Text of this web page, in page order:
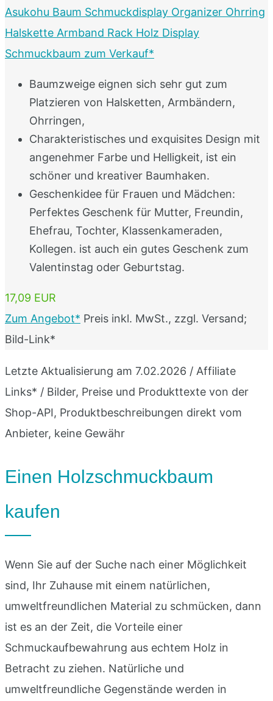
Asukohu Baum Schmuckdisplay Organizer Ohrring
Halskette Armband Rack Holz Display
Schmuckbaum zum Verkauf*
Baumzweige eignen sich sehr gut zum
Platzieren von Halsketten, Armbändern,
Ohrringen,
Charakteristisches und exquisites Design mit
angenehmer Farbe und Helligkeit, ist ein
schöner und kreativer Baumhaken.
Geschenkidee für Frauen und Mädchen:
Perfektes Geschenk für Mutter, Freundin,
Ehefrau, Tochter, Klassenkameraden,
Kollegen. ist auch ein gutes Geschenk zum
Valentinstag oder Geburtstag.
17,09 EUR
Zum Angebot* Preis inkl. MwSt., zzgl. Versand;
Bild-Link*
Letzte Aktualisierung am 7.02.2026 / Affiliate
Links* / Bilder, Preise und Produkttexte von der
Shop-API, Produktbeschreibungen direkt vom
Anbieter, keine Gewähr
Einen Holzschmuckbaum
kaufen
Wenn Sie auf der Suche nach einer Möglichkeit
sind, Ihr Zuhause mit einem natürlichen,
umweltfreundlichen Material zu schmücken, dann
ist es an der Zeit, die Vorteile einer
Schmuckaufbewahrung aus echtem Holz in
Betracht zu ziehen. Natürliche und
umweltfreundliche Gegenstände werden in